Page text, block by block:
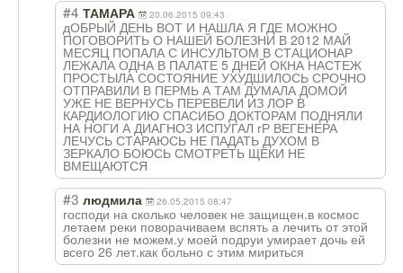
#4 ТАМАРА 20.06.2015 09:43
дОБРЫЙ ДЕНЬ ВОТ И НАШЛА Я ГДЕ МОЖНО
ПОГОВОРИТЬ О НАШЕЙ БОЛЕЗНИ В 2012 МАЙ
МЕСЯЦ ПОПАЛА С ИНСУЛЬТОМ В СТАЦИОНАР
ЛЕЖАЛА ОДНА В ПАЛАТЕ 5 ДНЕЙ ОКНА НАСТЕЖ
ПРОСТЫЛА СОСТОЯНИЕ УХУДШИЛОСЬ СРОЧНО
ОТПРАВИЛИ В ПЕРМЬ А ТАМ ДУМАЛА ДОМОЙ
УЖЕ НЕ ВЕРНУСЬ ПЕРЕВЕЛИ ИЗ ЛОР В
КАРДИОЛОГИЮ СПАСИБО ДОКТОРАМ ПОДНЯЛИ
НА НОГИ А ДИАГНОЗ ИСПУГАЛ гР ВЕГЕНЕРА
ЛЕЧУСЬ СТАРАЮСЬ НЕ ПАДАТЬ ДУХОМ В
ЗЕРКАЛО БОЮСЬ СМОТРЕТЬ ЩЁКИ НЕ
ВМЕЩАЮТСЯ
#3 людмила 26.05.2015 08:47
господи на сколько человек не защищен.в космос
летаем реки поворачиваем вспять а лечить от этой
болезни не можем.у моей подруи умирает дочь ей
всего 26 лет.как больно с этим мириться